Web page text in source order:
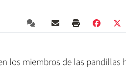
los miembros de las pandillas